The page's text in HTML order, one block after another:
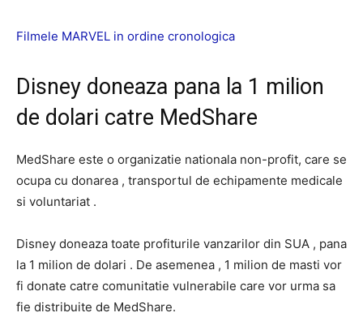
Filmele MARVEL in ordine cronologica
Disney doneaza pana la 1 milion
de dolari catre MedShare
MedShare este o organizatie nationala non-profit, care se
ocupa cu donarea , transportul de echipamente medicale
si voluntariat .
Disney doneaza toate profiturile vanzarilor din SUA , pana
la 1 milion de dolari . De asemenea , 1 milion de masti vor
fi donate catre comunitatie vulnerabile care vor urma sa
fie distribuite de MedShare.